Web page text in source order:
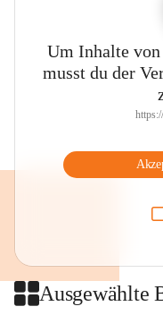
Um Inhalte von
musst du der
Ausgewählte